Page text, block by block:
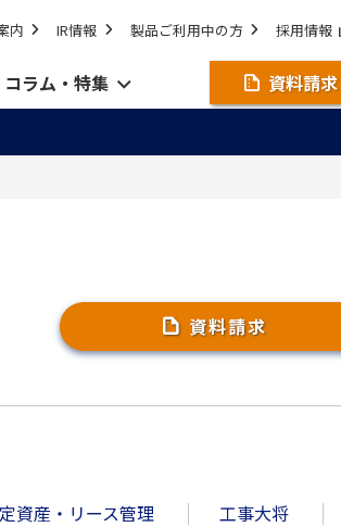
内 IR情報 製品ご利用中の方 採用情報
コラム・特集 資料請求
資料請求
資産・リース管理
工事大将